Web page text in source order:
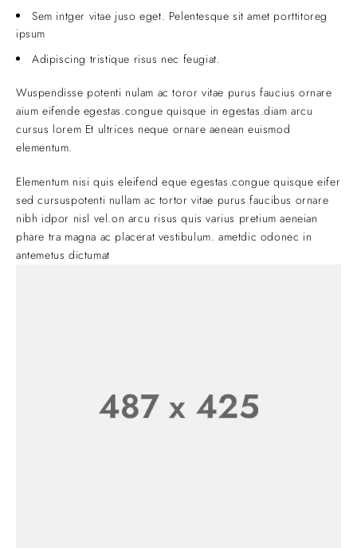
Sem intger vitae juso eget. Pelentesque sit amet porttitoreg
ipsum
Adipiscing tristique risus nec feugiat.
Wuspendisse potenti nulam ac toror vitae purus faucius ornare
aium eifende egestas.congue quisque in egestas.diam arcu
cursus lorem Et ultrices neque ornare aenean euismod
elementum.
Elementum nisi quis eleifend eque egestas.congue quisque eifer
sed cursuspotenti nullam ac tortor vitae purus faucibus ornare
nibh idpor nisl vel.on arcu risus quis varius pretium aeneian
phare tra magna ac placerat vestibulum. ametdic odonec in
antemetus dictumat